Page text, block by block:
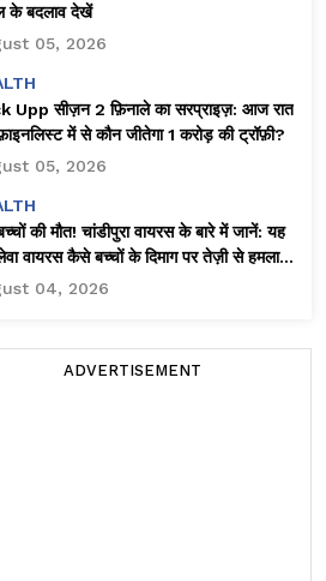
के बदलाव देखें
05, 2026
Upp सीज़न 2 फ़िनाले का सरप्राइज़: आज रात
में से कौन जीतेगा ₹1 करोड़ की ट्रॉफ़ी?
05, 2026
की मौत! चांडीपुरा वायरस के बारे में जानें: यह
वायरस कैसे बच्चों के दिमाग पर तेज़ी से हमला
है!
04, 2026
ADVERTISEMENT